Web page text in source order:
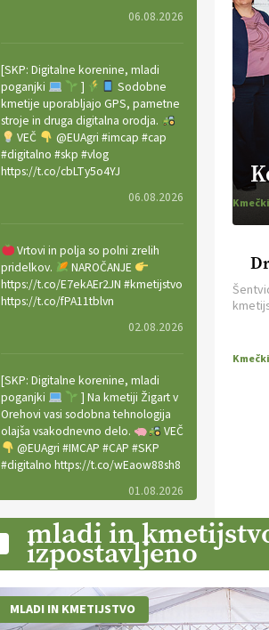
06.08.2026
[SKP: Digitalne korenine, mladi
poganjki
]
Sodobne
kmetije uporabljajo GPS, pametne
stroje in druga digitalna orodja.
VEČ
@EUAgri #imcap #cap
#digitalno #skp #vlog
https://t.co/cbLTy5o4YJ
06.08.2026
Vrtovi in polja so polni zrelih
pridelkov.
NAROČANJE
https://t.co/E7ekAEr2JN #kmetijstvo
https://t.co/fPA11tblvn
02.08.2026
[SKP: Digitalne korenine, mladi
poganjki
] Na kmetiji Žigart v
Orehovi vasi sodobna tehnologija
olajša vsakodnevno delo.
VEČ
@EUAgri #IMCAP #CAP #SKP
#digitalno https://t.co/wEaow88sh8
01.08.2026
Valter Kobal in Mojca Tiršek vodita
ekološko vinsko posestvo Fedora
https://t.co/LaVojgKwfF
https://t.co/QHIZn0XP70
mladi in
izpostavljeno
MLADI IN KMETIJSTVO